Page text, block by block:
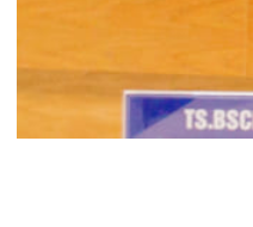
Bệnh viện Phổi Trung
Châu – Chủ tịch Hội Hô
Giám đốc Bệnh viện Bạch
Hiệu Trưởng học Viện
Hô hấp Việt Nam;